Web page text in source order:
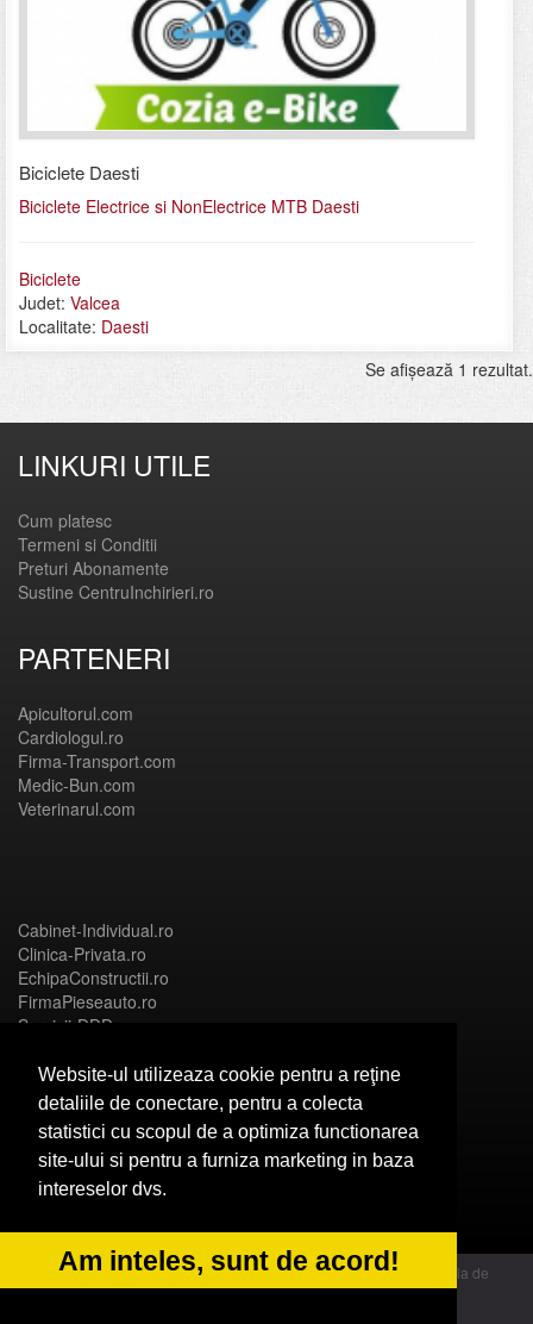
Website-ul utilizeaza cookie pentru a reţine
detaliile de conectare, pentru a colecta
statistici cu scopul de a optimiza functionarea
site-ului si pentru a furniza marketing in baza
intereselor dvs.
Am inteles, sunt de acord!
Biciclete Daesti
Biciclete Electrice si NonElectrice MTB Daesti
Biciclete
Judet: Valcea
Localitate: Daesti
Se afişează 1 rezultat.
LINKURI UTILE
Cum platesc
Termeni si Conditii
Preturi Abonamente
Sustine CentruInchirieri.ro
PARTENERI
Apicultorul.com
Cardiologul.ro
Firma-Transport.com
Medic-Bun.com
Veterinarul.com
Cabinet-Individual.ro
Clinica-Privata.ro
EchipaConstructii.ro
FirmaPieseauto.ro
Servicii-DDD.com
Birouri-Cadastru.ro
CramaVinuri.ro
FirmaTractariAuto.ro
© 2014 Powered by OdinMedia | este inscrisa la Autoritatea Nationala de